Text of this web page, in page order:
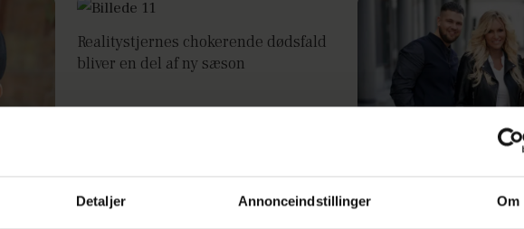
Detaljer Annonceindstillinger Om
Realitystjernes chokerende dødsfald
bliver en del af ny sæson
penis med Burger